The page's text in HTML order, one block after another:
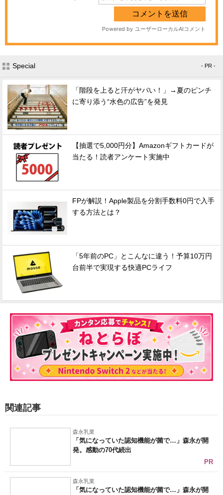
Special - PR -
「階段を上ると汗がヤバい！」→夏のピンチ
に寄り添う“水色の広告”を発見
【抽選で5,000円分】Amazonギフトカードが
当たる！読者アンケート実施中
FPが解説！Apple製品を分割手数料0円で入手
する方法とは？
「5年前のPC」とこんなに違う！予算10万円
台前半で実現する快適PCライフ
関連記事
森永乳業
「気になっていた認知機能が菌で…」森永が開
発。感動の70代続出
PR
森永乳業
「気になっていた認知機能が菌で…」森永が開